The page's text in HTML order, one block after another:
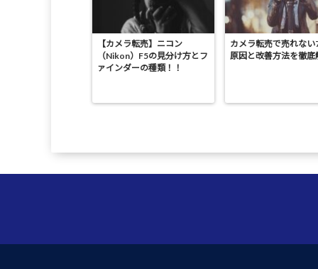
【カメラ転売】ニコン
（Nikon）F5の見分け方とフ
ァインダーの種類！！
カメラ転売で売れない
原因と改善方法を徹底